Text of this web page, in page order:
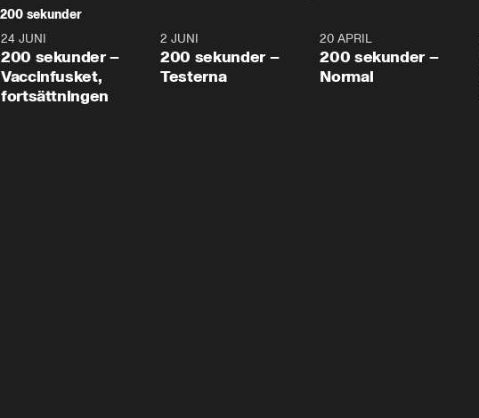
200 sekunder
5:00
24 JUNI
200 sekunder –
Vaccinfusket,
fortsättningen
4:23
2 JUNI
200 sekunder –
Testerna
20 APRIL
200 sekunder –
Normal